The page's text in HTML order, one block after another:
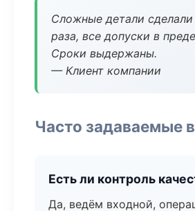
Сложные детали сделали
раза, все допуски в
Сроки выдержаны.
— Клиент компании
Часто задаваемые
Есть ли контроль
Да, ведём входной,